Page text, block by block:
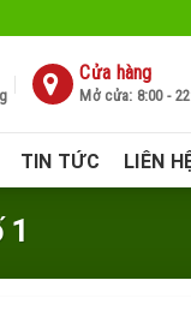
Cửa hàng
Mở cửa: 8:00 -
TIN TỨC LIÊN
1